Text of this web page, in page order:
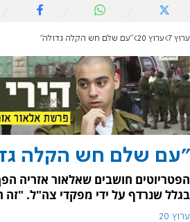
ערוץ 7 ערוץ 20 "עם שלם חש הקלה גדולה"
"עם שלם חש הקלה
הפטריוטים חושבים שאלאור אזריה
בגלל שנרדף על ידי מפקדי צה"ל.
ערוץ 20